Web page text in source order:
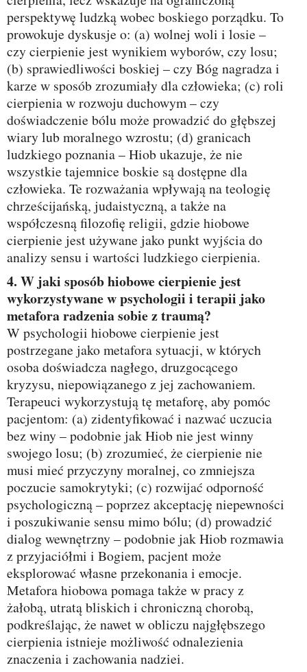
perspektywę ludzką wobec boskiego porządku. To
prowokuje dyskusje o: (a) wolnej woli i losie –
czy cierpienie jest wynikiem wyborów, czy losu;
(b) sprawiedliwości boskiej – czy Bóg nagradza i
karze w sposób zrozumiały dla człowieka; (c) roli
cierpienia w rozwoju duchowym – czy
doświadczenie bólu może prowadzić do głębszej
wiary lub moralnego wzrostu; (d) granicach
ludzkiego poznania – Hiob ukazuje, że nie
wszystkie tajemnice boskie są dostępne dla
człowieka. Te rozważania wpływają na teologię
chrześcijańską, judaistyczną, a także na
współczesną filozofię religii, gdzie hiobowe
cierpienie jest używane jako punkt wyjścia do
analizy sensu i wartości ludzkiego cierpienia.
4. W jaki sposób hiobowe cierpienie jest
wykorzystywane w psychologii i terapii jako
metafora radzenia sobie z traumą?
W psychologii hiobowe cierpienie jest
postrzegane jako metafora sytuacji, w których
osoba doświadcza nagłego, druzgocącego
kryzysu, niepowiązanego z jej zachowaniem.
Terapeuci wykorzystują tę metaforę, aby pomóc
pacjentom: (a) zidentyfikować i nazwać uczucia
bez winy – podobnie jak Hiob nie jest winny
swojego losu; (b) zrozumieć, że cierpienie nie
musi mieć przyczyny moralnej, co zmniejsza
poczucie samokrytyki; (c) rozwijać odporność
psychologiczną – poprzez akceptację niepewności
i poszukiwanie sensu mimo bólu; (d) prowadzić
dialog wewnętrzny – podobnie jak Hiob rozmawia
z przyjaciółmi i Bogiem, pacjent może
eksplorować własne przekonania i emocje.
Metafora hiobowa pomaga także w pracy z
żałobą, utratą bliskich i chroniczną chorobą,
podkreślając, że nawet w obliczu najgłębszego
cierpienia istnieje możliwość odnalezienia
znaczenia i zachowania nadziei.